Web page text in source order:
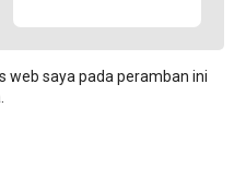
web saya pada peramban ini